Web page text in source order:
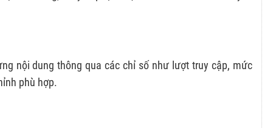
nội dung thông qua các chỉ số như lượt truy cập, mức
phù hợp.